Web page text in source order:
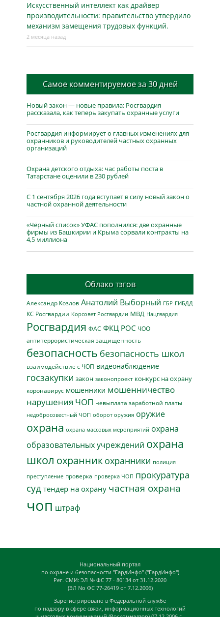
Искусственный интеллект как драйвер
производительности: правительство утвердило
механизм замещения трудовых функций.
2 месяца назад
Самое комментируемое за 30 дней
Новый закон — новые правила: Росгвардия
рассказала, как теперь закупать охранные услуги
Росгвардия информирует о главных изменениях для
охранников и руководителей частных охранных
организаций
Охрана детского отдыха: час работы поста в
Татарстане оценили в 230 рублей
С 1 сентября 2026 года вступает в силу новый закон о
частной охранной деятельности
«Чёрный список» УФАС пополнился: две охранные
фирмы из Башкирии и Крыма сорвали контракты на
4,5 миллиона
Облако тэгов
Александр Козлов Анатолий Выборный ГБР ГИБДД
КС Росгвардии Корсовет Росгвардии МВД Нацгвардия
Росгвардия ФАС ФКЦ РОС ЧОО
антитеррористическая защищенность
безопасность безопасность школ
взаимодействие с ЧОП видеонаблюдение
госзакупки закон законопроект конкурс на охрану
коронавирус мошенники мошенничество
нарушения ЧОП невыплата заработной платы
недобросовестный ЧОП оборот оружия оружие
охрана охрана массовых мероприятий охрана
образовательных учреждений охрана
школ охранник охранники полиция
преступление проверка проверка ЧОП прокуратура
суд тендер на охрану частная охрана
чоп штраф
Национальный портал
по охране и безопасности "ГардИнфо" ("ГардИнфо")
Рег. СМИ: ЭЛ № ФС 77 - 80134 от 31.12.2020
(ЭЛ No ФС 77-26419 от 7.12.2006)
Зарегистрировано в Федеральной службе
по надзору в сфере связи, информационных технологий